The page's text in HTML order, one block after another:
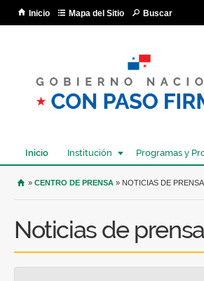
Inicio Mapa del Sitio Buscar
Inicio Institución Programas y
USTED SE ENCUENTRA AQUÍ
» CENTRO DE PRENSA » NOTICIAS DE PRENSA
Noticias de prensa